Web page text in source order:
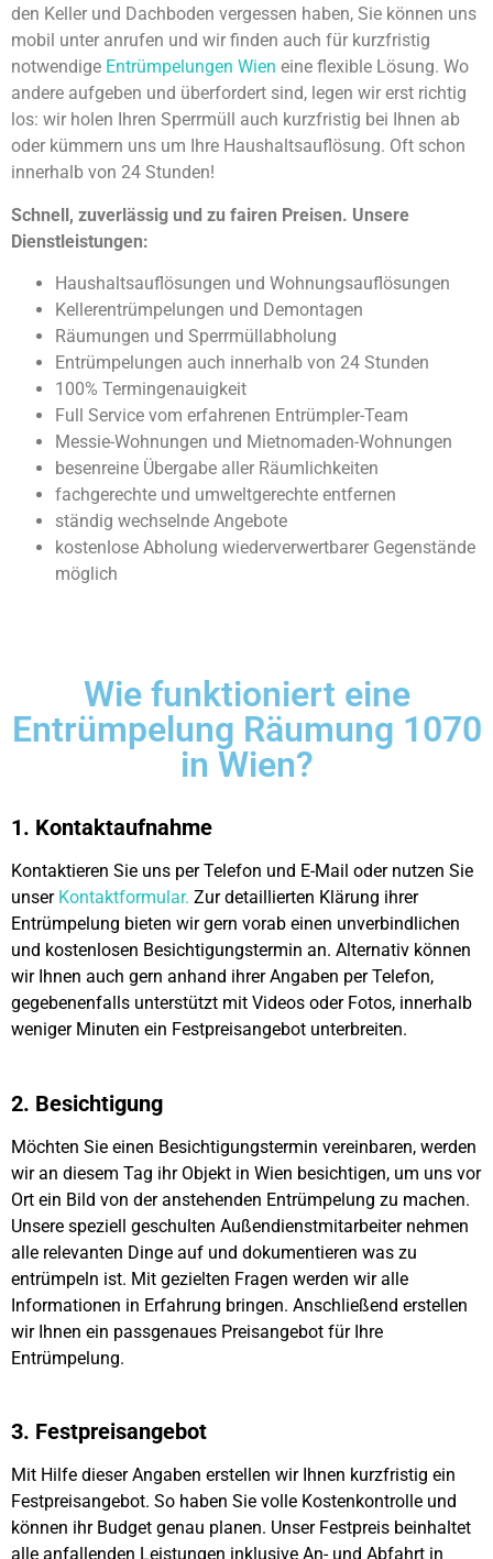
den Keller und Dachboden vergessen haben, Sie können uns
mobil unter anrufen und wir finden auch für kurzfristig
notwendige Entrümpelungen Wien eine flexible Lösung. Wo
andere aufgeben und überfordert sind, legen wir erst richtig
los: wir holen Ihren Sperrmüll auch kurzfristig bei Ihnen ab
oder kümmern uns um Ihre Haushaltsauflösung. Oft schon
innerhalb von 24 Stunden!
Schnell, zuverlässig und zu fairen Preisen. Unsere
Dienstleistungen:
Haushaltsauflösungen und Wohnungsauflösungen
Kellerentrümpelungen und Demontagen
Räumungen und Sperrmüllabholung
Entrümpelungen auch innerhalb von 24 Stunden
100% Termingenauigkeit
Full Service vom erfahrenen Entrümpler-Team
Messie-Wohnungen und Mietnomaden-Wohnungen
besenreine Übergabe aller Räumlichkeiten
fachgerechte und umweltgerechte entfernen
ständig wechselnde Angebote
kostenlose Abholung wiederverwertbarer Gegenstände
möglich
Wie funktioniert eine
Entrümpelung Räumung 1070
in Wien?
1. Kontaktaufnahme
Kontaktieren Sie uns per Telefon und E-Mail oder nutzen Sie
unser Kontaktformular. Zur detaillierten Klärung ihrer
Entrümpelung bieten wir gern vorab einen unverbindlichen
und kostenlosen Besichtigungstermin an. Alternativ können
wir Ihnen auch gern anhand ihrer Angaben per Telefon,
gegebenenfalls unterstützt mit Videos oder Fotos, innerhalb
weniger Minuten ein Festpreisangebot unterbreiten.
2. Besichtigung
Möchten Sie einen Besichtigungstermin vereinbaren, werden
wir an diesem Tag ihr Objekt in Wien besichtigen, um uns vor
Ort ein Bild von der anstehenden Entrümpelung zu machen.
Unsere speziell geschulten Außendienstmitarbeiter nehmen
alle relevanten Dinge auf und dokumentieren was zu
entrümpeln ist. Mit gezielten Fragen werden wir alle
Informationen in Erfahrung bringen. Anschließend erstellen
wir Ihnen ein passgenaues Preisangebot für Ihre
Entrümpelung.
3. Festpreisangebot
Mit Hilfe dieser Angaben erstellen wir Ihnen kurzfristig ein
Festpreisangebot. So haben Sie volle Kostenkontrolle und
können ihr Budget genau planen. Unser Festpreis beinhaltet
alle anfallenden Leistungen inklusive An- und Abfahrt in